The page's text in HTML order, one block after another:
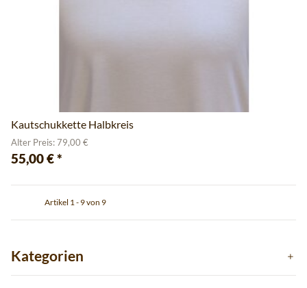
Kautschukkette Halbkreis
Alter Preis: 79,00 €
55,00 €*
Artikel 1 - 9 von 9
Kategorien